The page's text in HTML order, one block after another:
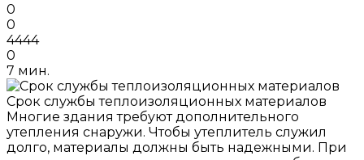
0
0
4444
0
7 мин.
Срок службы теплоизоляционных материалов
Многие здания требуют дополнительного
утепления снаружи. Чтобы утеплитель служил
долго, материалы должны быть надежными. При